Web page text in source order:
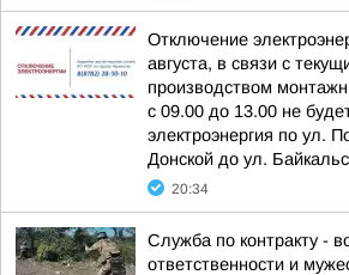
Отключение
августа, в связи с
производством
с 09.00 до 13.00 не
электроэнергия по ул.
Донской до ул.
20:34
Служба по контракту -
ответственности и